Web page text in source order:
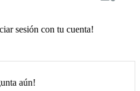
sesión con tu cuenta!
aún!